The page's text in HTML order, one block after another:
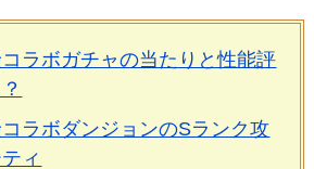
ラボガチャの当たりと性能評
ラボダンジョンのSランク攻
ィ